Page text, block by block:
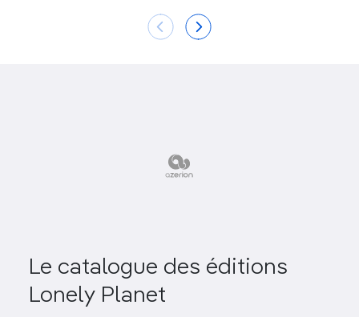
Le catalogue des éditions
Lonely Planet